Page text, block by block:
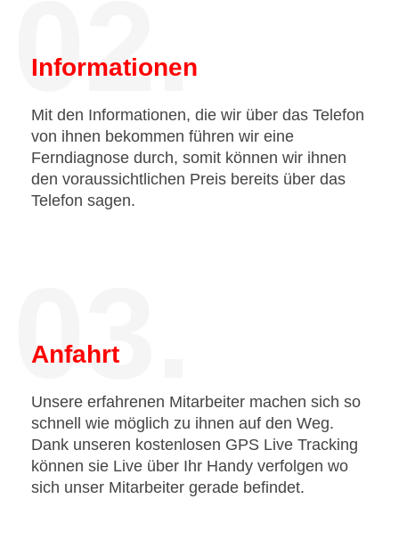
02.
Informationen
Mit den Informationen, die wir über das Telefon
von ihnen bekommen führen wir eine
Ferndiagnose durch, somit können wir ihnen
den voraussichtlichen Preis bereits über das
Telefon sagen.
03.
Anfahrt
Unsere erfahrenen Mitarbeiter machen sich so
schnell wie möglich zu ihnen auf den Weg.
Dank unseren kostenlosen GPS Live Tracking
können sie Live über Ihr Handy verfolgen wo
sich unser Mitarbeiter gerade befindet.